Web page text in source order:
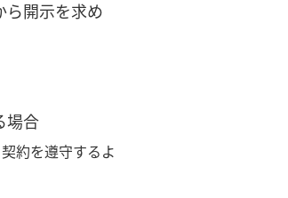
ら開示を求め
場合
約を遵守するよ